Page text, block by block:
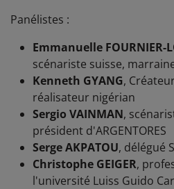
Panélistes :
Emmanuelle FOURNIER-
scénariste suisse,
Kenneth GYANG,
réalisateur nigérian
Sergio VAINMAN,
président d'ARGENTORES
Serge AKPATOU, délégué
Christophe GEIGER,
l'université Luiss Guido